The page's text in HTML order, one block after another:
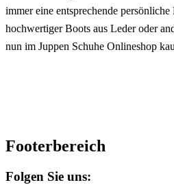
immer eine entsprechende
hochwertiger Boots aus Leder oder
nun im Juppen Schuhe Onlineshop
Footerbereich
Folgen Sie uns: